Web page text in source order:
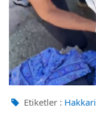
Etiketler : Hakkari